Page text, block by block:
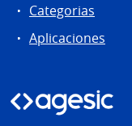
Categorias
Aplicaciones